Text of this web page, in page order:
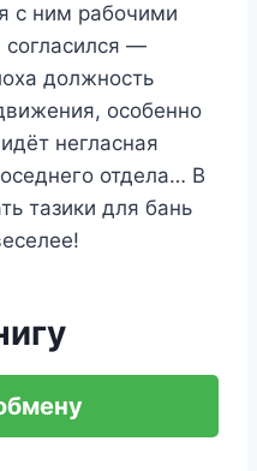
с ним рабочими
—
должность
особенно
негласная
отдела… В
тазики для бань